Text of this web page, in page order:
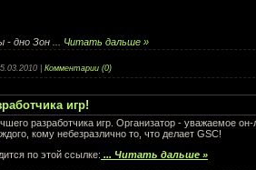
- дно Зон
Читать дальше »
Комментарии (0)
игр!
разработчика игр. Организатор - уважаемое он-
кому небезразлично то, что делает GSC!
по этой ссылке: ... Читать дальше »